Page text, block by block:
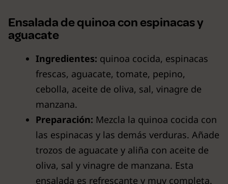
Ensalada de quinoa con espinacas y
aguacate
Ingredientes: quinoa cocida, espinacas
frescas, aguacate, tomate, pepino,
cebolla, aceite de oliva, sal, vinagre de
manzana.
Preparación: Mezcla la quinoa cocida con
las espinacas y las demás verduras. Añade
trozos de aguacate y aliña con aceite de
oliva, sal y vinagre de manzana. Esta
ensalada es refrescante y muy completa.